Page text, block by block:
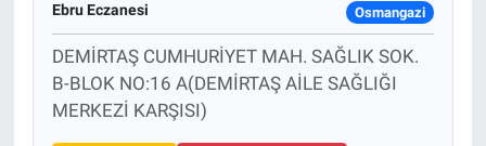
Ebru Eczanesi Osmangazi
DEMİRTAŞ CUMHURİYET MAH. SAĞLIK SOK.
B-BLOK NO:16 A(DEMİRTAŞ AİLE SAĞLIĞI
MERKEZİ KARŞISI)